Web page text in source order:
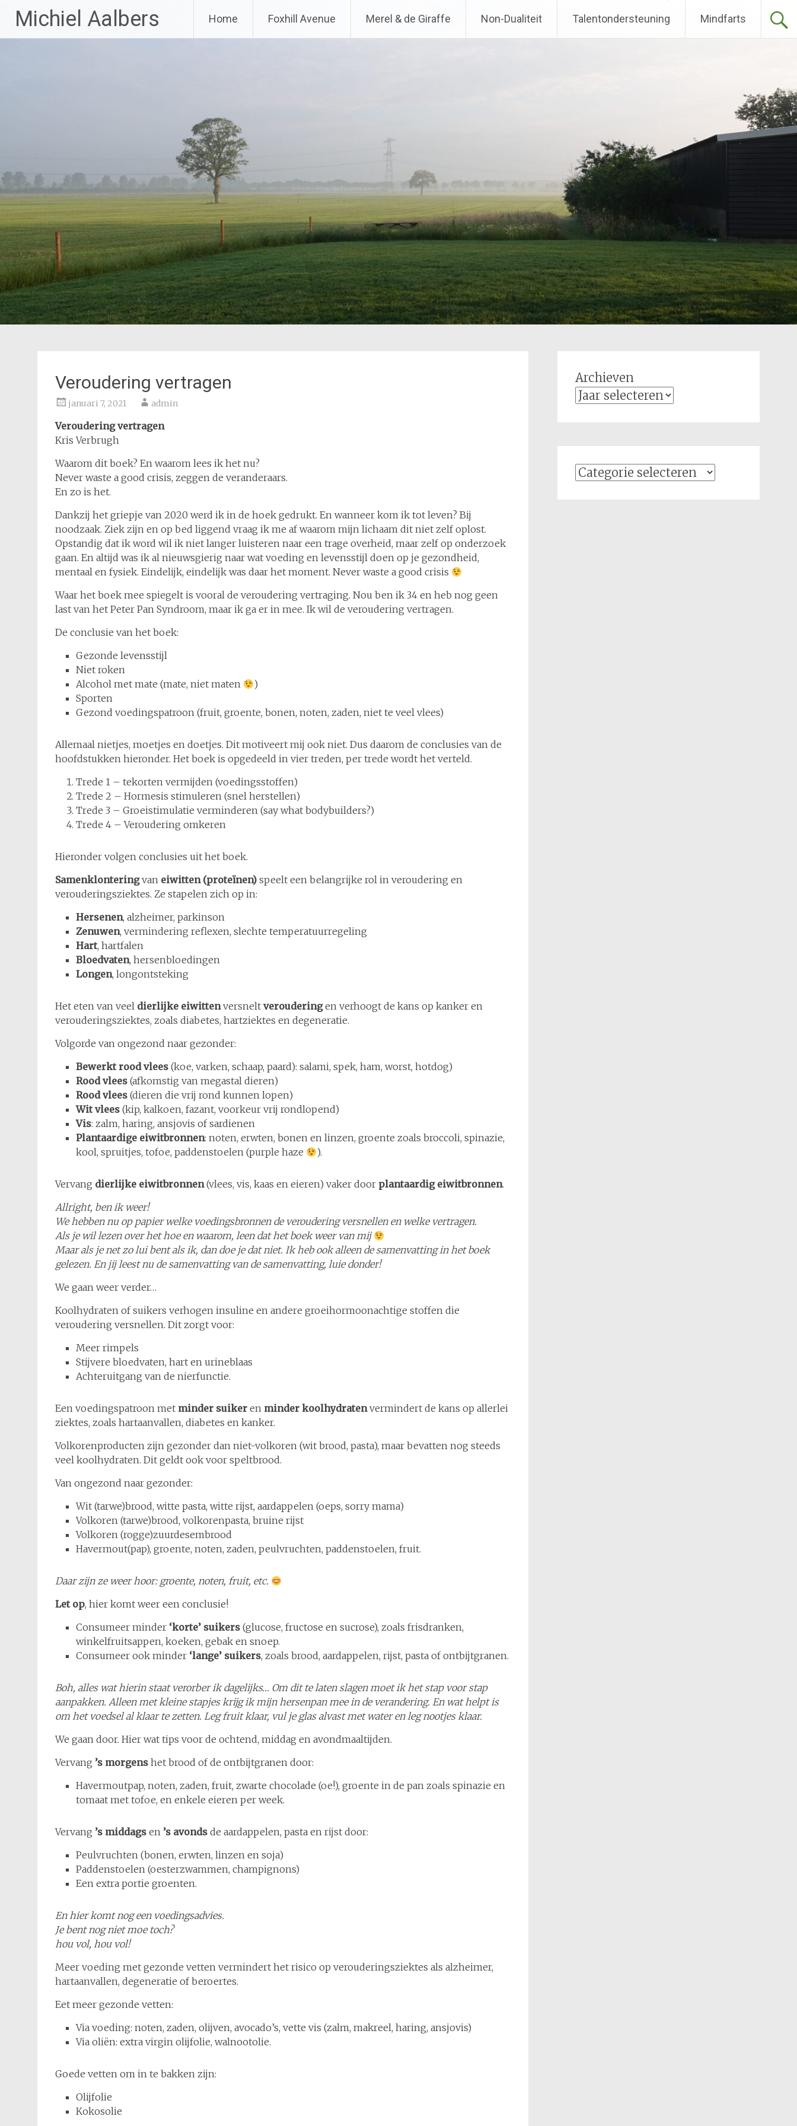
de
Michiel Aalbers Home Foxhill Avenue Merel & de Giraffe Non-Dualiteit Talentondersteuning Mindfarts
Veroudering vertragen
januari 7, 2021 admin
Veroudering vertragen
Kris Verbrugh
Waarom dit boek? En waarom lees ik het nu?
Never waste a good crisis, zeggen de veranderaars.
En zo is het.
Dankzij het griepje van 2020 werd ik in de hoek gedrukt. En wanneer kom ik tot leven? Bij
noodzaak. Ziek zijn en op bed liggend vraag ik me af waarom mijn lichaam dit niet zelf oplost.
Opstandig dat ik word wil ik niet langer luisteren naar een trage overheid, maar zelf op onderzoek
gaan. En altijd was ik al nieuwsgierig naar wat voeding en levensstijl doen op je gezondheid,
mentaal en fysiek. Eindelijk, eindelijk was daar het moment. Never waste a good crisis
Waar het boek mee spiegelt is vooral de veroudering vertraging. Nou ben ik 34 en heb nog geen
last van het Peter Pan Syndroom, maar ik ga er in mee. Ik wil de veroudering vertragen.
De conclusie van het boek:
Gezonde levensstijl
Niet roken
Alcohol met mate (mate, niet maten
)
Sporten
Gezond voedingspatroon (fruit, groente, bonen, noten, zaden, niet te veel vlees)
Allemaal nietjes, moetjes en doetjes. Dit motiveert mij ook niet. Dus daarom de conclusies van de
hoofdstukken hieronder. Het boek is opgedeeld in vier treden, per trede wordt het verteld.
Trede 1 – tekorten vermijden (voedingsstoffen)
Trede 2 – Hormesis stimuleren (snel herstellen)
Trede 3 – Groeistimulatie verminderen (say what bodybuilders?)
Trede 4 – Veroudering omkeren
Hieronder volgen conclusies uit het boek.
Samenklonteringvan eiwitten (proteïnen) speelt een belangrijke rol in veroudering en
verouderingsziektes. Ze stapelen zich op in:
Hersenen, alzheimer, parkinson
Zenuwen, vermindering reflexen, slechte temperatuurregeling
Hart, hartfalen
Bloedvaten, hersenbloedingen
Longen, longontsteking
Het eten van veel dierlijke eiwittenversnelt verouderingen verhoogt de kans op kanker en
verouderingsziektes, zoals diabetes, hartziektes en degeneratie.
Volgorde van ongezond naar gezonder:
Bewerkt rood vlees (koe, varken, schaap, paard): salami, spek, ham, worst, hotdog)
Rood vlees (afkomstig van megastal dieren)
Rood vlees (dieren die vrij rond kunnen lopen)
Wit vlees (kip, kalkoen, fazant, voorkeur vrij rondlopend)
Vis: zalm, haring, ansjovis of sardienen
Plantaardige eiwitbronnen: noten, erwten, bonen en linzen, groente zoals broccoli, spinazie,
kool, spruitjes, tofoe, paddenstoelen (purple haze
).
Vervang dierlijke eiwitbronnen(vlees, vis, kaas en eieren) vaker door plantaardig eiwitbronnen.
Allright, ben ik weer!
We hebben nu op papier welke voedingsbronnen de veroudering versnellen en welke vertragen.
Als je wil lezen over het hoe en waarom, leen dat het boek weer van mij
Maar als je net zo lui bent als ik, dan doe je dat niet. Ik heb ook alleen de samenvatting in het boek
gelezen. En jij leest nu de samenvatting van de samenvatting, luie donder!
We gaan weer verder…
Koolhydraten of suikers verhogen insuline en andere groeihormoonachtige stoffen die
veroudering versnellen. Dit zorgt voor:
Meer rimpels
Stijvere bloedvaten, hart en urineblaas
Achteruitgang van de nierfunctie.
Een voedingspatroon met minder suiker en minder koolhydratenvermindert de kans op allerlei
ziektes, zoals hartaanvallen, diabetes en kanker.
Volkorenproducten zijn gezonder dan niet-volkoren (wit brood, pasta), maar bevatten nog steeds
veel koolhydraten. Dit geldt ook voor speltbrood.
Van ongezond naar gezonder:
Wit (tarwe)brood, witte pasta, witte rijst, aardappelen (oeps, sorry mama)
Volkoren (tarwe)brood, volkorenpasta, bruine rijst
Volkoren (rogge)zuurdesembrood
Havermout(pap), groente, noten, zaden, peulvruchten, paddenstoelen, fruit.
Daar zijn ze weer hoor: groente, noten, fruit, etc.
Let op, hier komt weer een conclusie!
Consumeer minder ‘korte’ suikers (glucose, fructose en sucrose), zoals frisdranken,
winkelfruitsappen, koeken, gebak en snoep.
Consumeer ook minder ‘lange’ suikers, zoals brood, aardappelen, rijst, pasta of ontbijtgranen.
Boh, alles wat hierin staat verorber ik dagelijks… Om dit te laten slagen moet ik het stap voor stap
aanpakken. Alleen met kleine stapjes krijg ik mijn hersenpan mee in de verandering. En wat helpt is
om het voedsel al klaar te zetten. Leg fruit klaar, vul je glas alvast met water en leg nootjes klaar.
We gaan door. Hier wat tips voor de ochtend, middag en avondmaaltijden.
Vervang ’s morgens het brood of de ontbijtgranen door:
Havermoutpap, noten, zaden, fruit, zwarte chocolade (oe!), groente in de pan zoals spinazie en
tomaat met tofoe, en enkele eieren per week.
Vervang ’s middags en ’s avonds de aardappelen, pasta en rijst door:
Peulvruchten (bonen, erwten, linzen en soja)
Paddenstoelen (oesterzwammen, champignons)
Een extra portie groenten.
En hier komt nog een voedingsadvies.
Je bent nog niet moe toch?
hou vol, hou vol!
Meer voeding met gezonde vetten vermindert het risico op verouderingsziektes als alzheimer,
hartaanvallen, degeneratie of beroertes.
Eet meer gezonde vetten:
Via voeding: noten, zaden, olijven, avocado’s, vette vis (zalm, makreel, haring, ansjovis)
Via oliën: extra virgin olijfolie, walnootolie.
Goede vetten om in te bakken zijn:
Olijfolie
Kokosolie
Archieven
Categorieën